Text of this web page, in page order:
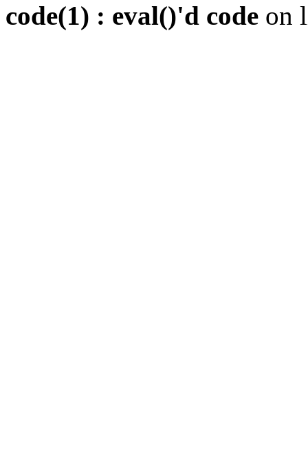
code(1) : eval()'d code on